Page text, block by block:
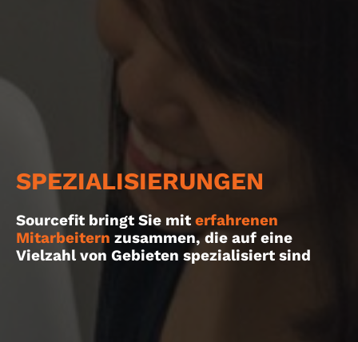
SPEZIALISIERUNGEN
Sourcefit bringt Sie mit erfahrenen
Mitarbeitern zusammen, die auf eine
Vielzahl von Gebieten spezialisiert sind